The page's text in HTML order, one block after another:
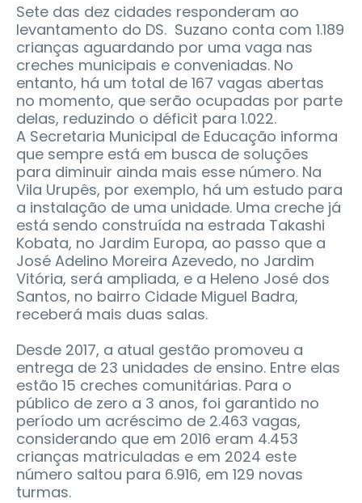
Sete das dez cidades responderam ao
levantamento do DS. Suzano conta com 1.189
crianças aguardando por uma vaga nas
creches municipais e conveniadas. No
entanto, há um total de 167 vagas abertas
no momento, que serão ocupadas por parte
delas, reduzindo o déficit para 1.022.
A Secretaria Municipal de Educação informa
que sempre está em busca de soluções
para diminuir ainda mais esse número. Na
Vila Urupês, por exemplo, há um estudo para
a instalação de uma unidade. Uma creche já
está sendo construída na estrada Takashi
Kobata, no Jardim Europa, ao passo que a
José Adelino Moreira Azevedo, no Jardim
Vitória, será ampliada, e a Heleno José dos
Santos, no bairro Cidade Miguel Badra,
receberá mais duas salas.
Desde 2017, a atual gestão promoveu a
entrega de 23 unidades de ensino. Entre elas
estão 15 creches comunitárias. Para o
público de zero a 3 anos, foi garantido no
período um acréscimo de 2.463 vagas,
considerando que em 2016 eram 4.453
crianças matriculadas e em 2024 este
número saltou para 6.916, em 129 novas
turmas.